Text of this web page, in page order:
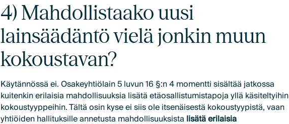
4) Mahdollistaako uusi
lainsäädäntö vielä jonkin muun
kokoustavan?
Käytännössä ei. Osakeyhtiölain 5 luvun 16 §:n 4 momentti sisältää jatkossa
kuitenkin erilaisia mahdollisuuksia lisätä etäosallistumistapoja yllä käsiteltyihin
kokoustyyppeihin. Tältä osin kyse ei siis ole itsenäisestä kokoustyypistä, vaan
yhtiöiden hallituksille annetusta mahdollisuuksista lisätä erilaisia